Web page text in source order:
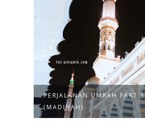
PERJALANAN UMRAH PART 3
(MADINAH)